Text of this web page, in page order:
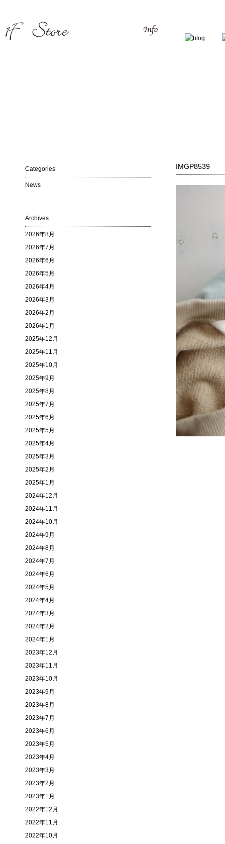
IMGP8539
Categories
News
Archives
2026年8月
2026年7月
2026年6月
2026年5月
2026年4月
2026年3月
2026年2月
2026年1月
2025年12月
2025年11月
2025年10月
2025年9月
2025年8月
2025年7月
2025年6月
2025年5月
2025年4月
2025年3月
2025年2月
2025年1月
2024年12月
2024年11月
2024年10月
2024年9月
2024年8月
2024年7月
2024年6月
2024年5月
2024年4月
2024年3月
2024年2月
2024年1月
2023年12月
2023年11月
2023年10月
2023年9月
2023年8月
2023年7月
2023年6月
2023年5月
2023年4月
2023年3月
2023年2月
2023年1月
2022年12月
2022年11月
2022年10月